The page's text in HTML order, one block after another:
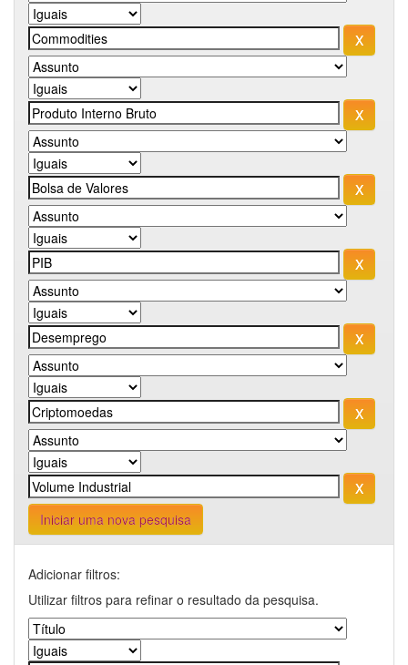
Iniciar uma nova pesquisa
Adicionar filtros:
Utilizar filtros para refinar o resultado da pesquisa.